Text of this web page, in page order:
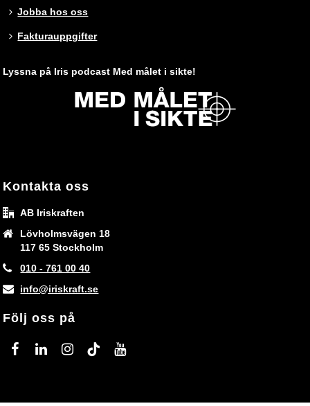
Jobba hos oss
Fakturauppgifter
Lyssna på Iris podcast Med målet i sikte!
Kontakta oss
AB Iriskraften
Lövholmsvägen 18
117 65 Stockholm
010 - 761 00 40
info@iriskraft.se
Följ oss på
facebooklinkedininstagram
tiktok youtube